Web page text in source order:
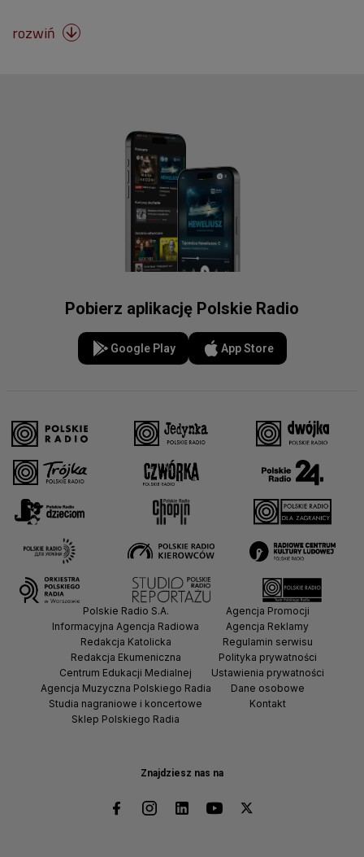
rozwiń 
Pobierz aplikację Polskie Radio
Google Play App Store
Znajdziesz nas na
Polskie Radio S.A.
Informacyjna Agencja Radiowa
Redakcja Katolicka
Redakcja Ekumeniczna
Centrum Edukacji Medialnej
Agencja Muzyczna Polskiego Radia
Studia nagraniowe i koncertowe
Sklep Polskiego Radia
Agencja Promocji
Agencja Reklamy
Regulamin serwisu
Polityka prywatności
Ustawienia prywatności
Dane osobowe
Kontakt